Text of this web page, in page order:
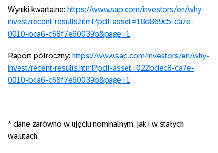
Wyniki kwartalne: https://www.sap.com/investors/en/why-
invest/recent-results.html?pdf-asset=18d869c5-ca7e-
0010-bca6-c68f7e60039b&page=1
Raport półroczny: https://www.sap.com/investors/en/why-
invest/recent-results.html?pdf-asset=022bdec8-ca7e-
0010-bca6-c68f7e60039b&page=1
* dane zarówno w ujęciu nominalnym, jak i w stałych
walutach